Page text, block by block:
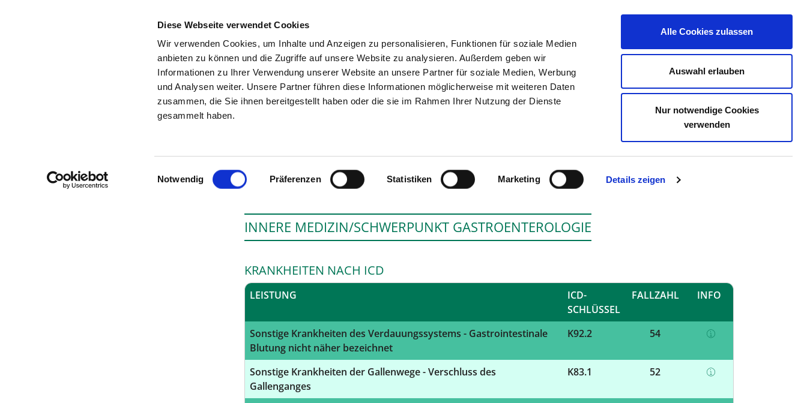
Diese Webseite verwendet Cookies
Wir verwenden Cookies, um Inhalte und Anzeigen zu personalisieren, Funktionen für soziale Medien
anbieten zu können und die Zugriffe auf unsere Website zu analysieren. Außerdem geben wir
Informationen zu Ihrer Verwendung unserer Website an unsere Partner für soziale Medien, Werbung
und Analysen weiter. Unsere Partner führen diese Informationen möglicherweise mit weiteren Daten
zusammen, die Sie ihnen bereitgestellt haben oder die sie im Rahmen Ihrer Nutzung der Dienste
gesammelt haben.
Einwilligungsauswahl
Notwendig Präferenzen Statistiken Marketing Details zeigen
Alle Cookies zulassen
Auswahl erlauben
Nur notwendige Cookies
verwenden
SUCHEN TIPPS & HILFE DAS VERZEICHNIS STELLENBÖRSE KONTAKT
Startseite der Fachabteilung
INNERE MEDIZIN/SCHWERPUNKT GASTROENTEROLOGIE
KRANKHEITEN NACH ICD
LEISTUNG
ICD-
SCHLÜSSEL
FALLZAHL INFO
Sonstige Krankheiten des Verdauungssystems - Gastrointestinale
Blutung nicht näher bezeichnet
K92.2 54
Sonstige Krankheiten der Gallenwege - Verschluss des
Gallenganges
K83.1 52